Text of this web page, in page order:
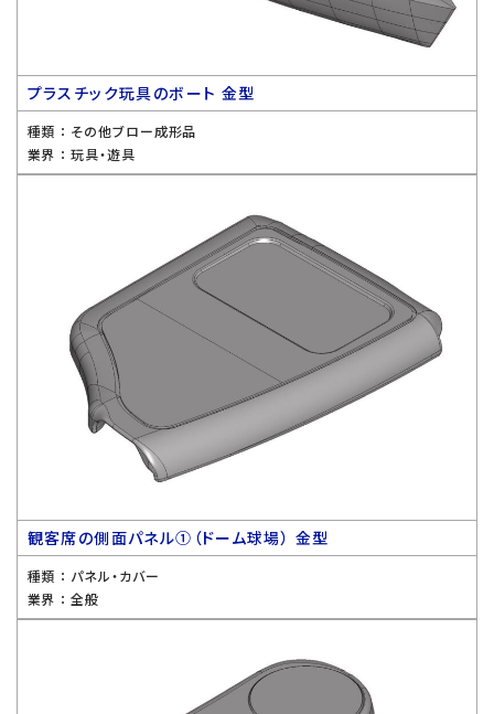
プラスチック玩具のボート 金型
種類 ： その他ブロー成形品
業界 ： 玩具・遊具
観客席の側面パネル①（ドーム球場） 金型
種類 ： パネル・カバー
業界 ： 全般